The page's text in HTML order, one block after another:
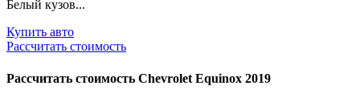
Белый кузов...
Купить авто
Рассчитать стоимость
Рассчитать стоимость Chevrolet Equinox 2019